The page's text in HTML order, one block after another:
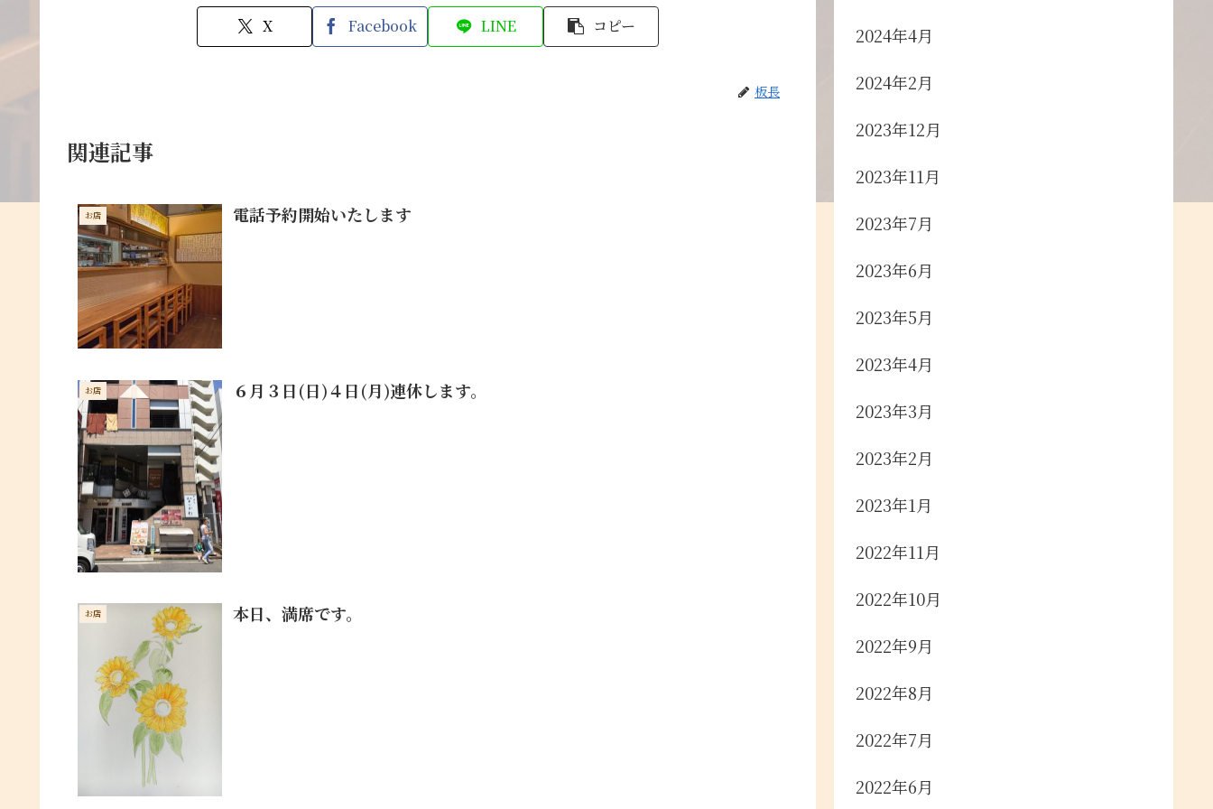
X Facebook LINE コピー
板長
関連記事
お店 電話予約開始いたします
お店 ６月３日(日)４日(月)連休します。
お店 本日、満席です。
2024年4月
2024年2月
2023年12月
2023年11月
2023年7月
2023年6月
2023年5月
2023年4月
2023年3月
2023年2月
2023年1月
2022年11月
2022年10月
2022年9月
2022年8月
2022年7月
2022年6月